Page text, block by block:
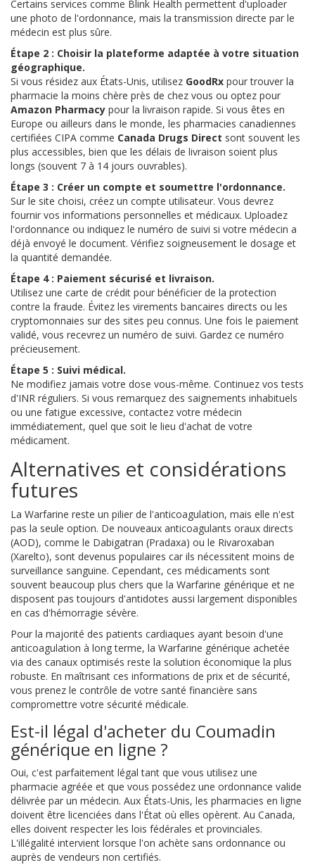
Certains services comme Blink Health permettent d'uploader
une photo de l'ordonnance, mais la transmission directe par le
médecin est plus sûre.
Étape 2 : Choisir la plateforme adaptée à votre situation
géographique.
Si vous résidez aux États-Unis, utilisez GoodRx pour trouver la
pharmacie la moins chère près de chez vous ou optez pour
Amazon Pharmacy pour la livraison rapide. Si vous êtes en
Europe ou ailleurs dans le monde, les pharmacies canadiennes
certifiées CIPA comme Canada Drugs Direct sont souvent les
plus accessibles, bien que les délais de livraison soient plus
longs (souvent 7 à 14 jours ouvrables).
Étape 3 : Créer un compte et soumettre l'ordonnance.
Sur le site choisi, créez un compte utilisateur. Vous devrez
fournir vos informations personnelles et médicaux. Uploadez
l'ordonnance ou indiquez le numéro de suivi si votre médecin a
déjà envoyé le document. Vérifiez soigneusement le dosage et
la quantité demandée.
Étape 4 : Paiement sécurisé et livraison.
Utilisez une carte de crédit pour bénéficier de la protection
contre la fraude. Évitez les virements bancaires directs ou les
cryptomonnaies sur des sites peu connus. Une fois le paiement
validé, vous recevrez un numéro de suivi. Gardez ce numéro
précieusement.
Étape 5 : Suivi médical.
Ne modifiez jamais votre dose vous-même. Continuez vos tests
d'INR réguliers. Si vous remarquez des saignements inhabituels
ou une fatigue excessive, contactez votre médecin
immédiatement, quel que soit le lieu d'achat de votre
médicament.
Alternatives et considérations
futures
La Warfarine reste un pilier de l'anticoagulation, mais elle n'est
pas la seule option. De nouveaux anticoagulants oraux directs
(AOD), comme le Dabigatran (Pradaxa) ou le Rivaroxaban
(Xarelto), sont devenus populaires car ils nécessitent moins de
surveillance sanguine. Cependant, ces médicaments sont
souvent beaucoup plus chers que la Warfarine générique et ne
disposent pas toujours d'antidotes aussi largement disponibles
en cas d'hémorragie sévère.
Pour la majorité des patients cardiaques ayant besoin d'une
anticoagulation à long terme, la Warfarine générique achetée
via des canaux optimisés reste la solution économique la plus
robuste. En maîtrisant ces informations de prix et de sécurité,
vous prenez le contrôle de votre santé financière sans
compromettre votre sécurité médicale.
Est-il légal d'acheter du Coumadin
générique en ligne ?
Oui, c'est parfaitement légal tant que vous utilisez une
pharmacie agréée et que vous possédez une ordonnance valide
délivrée par un médecin. Aux États-Unis, les pharmacies en ligne
doivent être licenciées dans l'État où elles opèrent. Au Canada,
elles doivent respecter les lois fédérales et provinciales.
L'illégalité intervient lorsque l'on achète sans ordonnance ou
auprès de vendeurs non certifiés.